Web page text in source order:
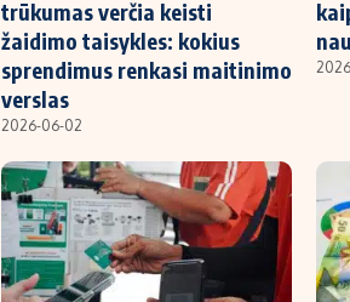
trūkumas verčia keisti
žaidimo taisykles: kokius
sprendimus renkasi maitinimo
verslas
2026-06-02